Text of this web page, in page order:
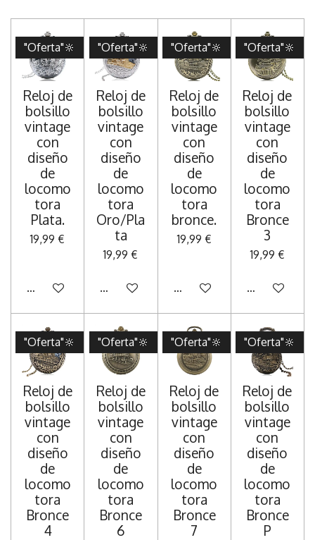
"Oferta"🔆
Reloj de
bolsillo
vintage
con
diseño
de
locomo
tora
Plata.
19,99 €
Añadir al carrito
"Oferta"🔆
Reloj de
bolsillo
vintage
con
diseño
de
locomo
tora
Oro/Pla
ta
19,99 €
Añadir al carrito
"Oferta"🔆
Reloj de
bolsillo
vintage
con
diseño
de
locomo
tora
bronce.
19,99 €
Añadir al carrito
"Oferta"🔆
Reloj de
bolsillo
vintage
con
diseño
de
locomo
tora
Bronce
3
19,99 €
Añadir al
"Oferta"🔆
Reloj de
bolsillo
vintage
con
diseño
de
locomo
tora
Bronce
4
"Oferta"🔆
Reloj de
bolsillo
vintage
con
diseño
de
locomo
tora
Bronce
6
"Oferta"🔆
Reloj de
bolsillo
vintage
con
diseño
de
locomo
tora
Bronce
7
"Oferta"🔆
Reloj de
bolsillo
vintage
con
diseño
de
locomo
tora
Bronce
P